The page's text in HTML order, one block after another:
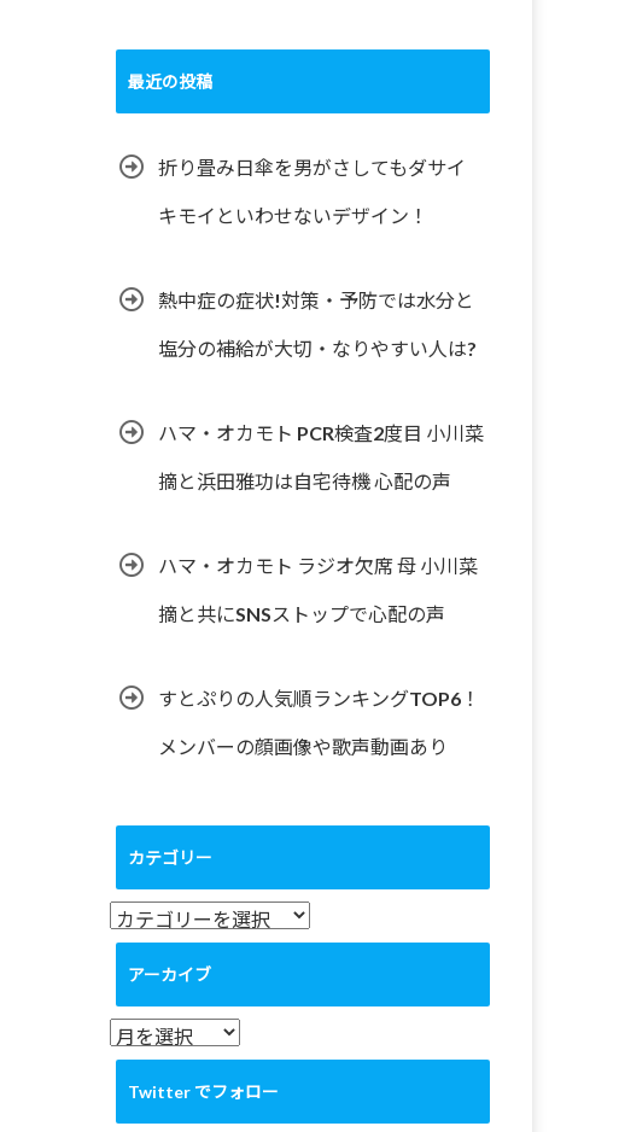
最近の投稿
折り畳み日傘を男がさしてもダサイ
キモイといわせないデザイン！
熱中症の症状!対策・予防では水分と
塩分の補給が大切・なりやすい人は?
ハマ・オカモト PCR検査2度目 小川菜
摘と浜田雅功は自宅待機 心配の声
ハマ・オカモト ラジオ欠席 母 小川菜
摘と共にSNSストップで心配の声
すとぷりの人気順ランキングTOP6！
メンバーの顔画像や歌声動画あり
カテゴリー
カ
テ
リ
ー
アーカイブ
ア
ー
イ
Twitter でフォロー